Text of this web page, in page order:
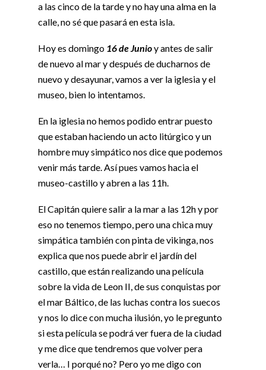
a las cinco de la tarde y no hay una alma en la
calle, no sé que pasará en esta isla.
Hoy es domingo 16 de Junioy antes de salir
de nuevo al mar y después de ducharnos de
nuevo y desayunar, vamos a ver la iglesia y el
museo, bien lo intentamos.
En la iglesia no hemos podido entrar puesto
que estaban haciendo un acto litúrgico y un
hombre muy simpático nos dice que podemos
venir más tarde. Así pues vamos hacia el
museo-castillo y abren a las 11h.
El Capitán quiere salir a la mar a las 12h y por
eso no tenemos tiempo, pero una chica muy
simpática también con pinta de vikinga, nos
explica que nos puede abrir el jardín del
castillo, que están realizando una película
sobre la vida de Leon II, de sus conquistas por
el mar Báltico, de las luchas contra los suecos
y nos lo dice con mucha ilusión, yo le pregunto
si esta película se podrá ver fuera de la ciudad
y me dice que tendremos que volver pera
verla… I porqué no? Pero yo me digo con